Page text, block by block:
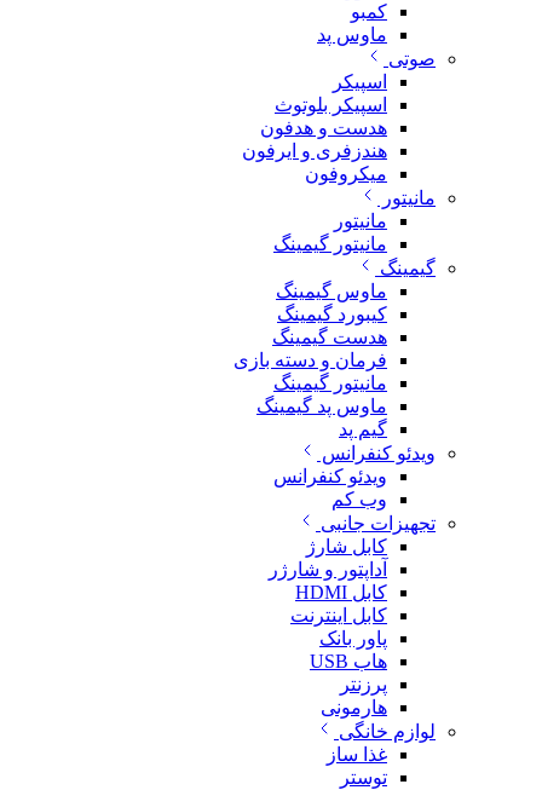
کمبو
ماوس پد
صوتی
اسپیکر
اسپیکر بلوتوث
هدست و هدفون
هندزفری و ایرفون
میکروفون
مانیتور
مانیتور
مانیتور گیمینگ
گیمینگ
ماوس گیمینگ
کیبورد گیمینگ
هدست گیمینگ
فرمان و دسته بازی
مانیتور گیمینگ
ماوس پد گیمینگ
گیم پد
ویدئو کنفرانس
ویدئو کنفرانس
وب کم
تجهیزات جانبی
کابل شارژ
آداپتور و شارژر
کابل HDMI
کابل اینترنت
پاور بانک
هاب USB
پرزنتر
هارمونی
لوازم خانگی
غذا ساز
توستر